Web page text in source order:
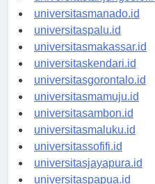
universitastanjungselor.id
universitasmanado.id
universitaspalu.id
universitasmakassar.id
universitaskendari.id
universitasgorontalo.id
universitasmamuju.id
universitasambon.id
universitasmaluku.id
universitassofifi.id
universitasjayapura.id